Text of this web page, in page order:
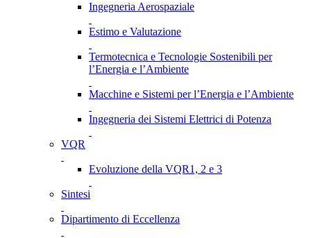
Ingegneria Aerospaziale
Estimo e Valutazione
Termotecnica e Tecnologie Sostenibili per
l’Energia e l’Ambiente
Macchine e Sistemi per l’Energia e l’Ambiente
Ingegneria dei Sistemi Elettrici di Potenza
VQR
Evoluzione della VQR1, 2 e 3
Sintesi
Dipartimento di Eccellenza